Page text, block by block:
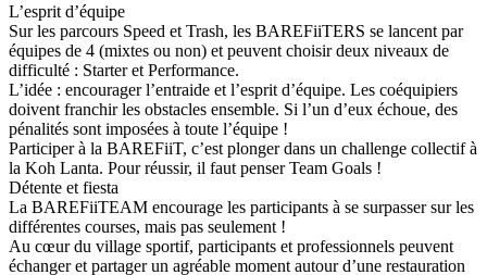
L’esprit d’équipe
Sur les parcours Speed et Trash, les BAREFiiTERS se lancent par
équipes de 4 (mixtes ou non) et peuvent choisir deux niveaux de
difficulté : Starter et Performance.
L’idée : encourager l’entraide et l’esprit d’équipe. Les coéquipiers
doivent franchir les obstacles ensemble. Si l’un d’eux échoue, des
pénalités sont imposées à toute l’équipe !
Participer à la BAREFiiT, c’est plonger dans un challenge collectif à
la Koh Lanta. Pour réussir, il faut penser Team Goals !
Détente et fiesta
La BAREFiiTEAM encourage les participants à se surpasser sur les
différentes courses, mais pas seulement !
Au cœur du village sportif, participants et professionnels peuvent
échanger et partager un agréable moment autour d’une restauration